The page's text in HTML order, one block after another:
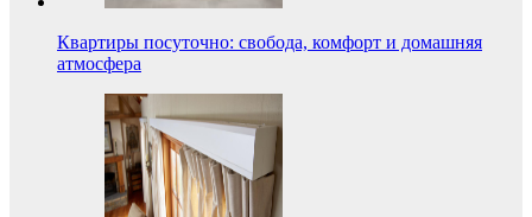
Квартиры посуточно: свобода, комфорт и домашняя
атмосфера